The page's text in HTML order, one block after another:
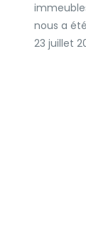
nous a
23 juillet